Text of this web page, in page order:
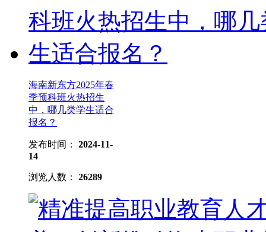
海南新东方2025年春
季预科班火热招生
中，哪几类学生适合
报名？
发布时间： 2024-11-
14
浏览人数： 26289